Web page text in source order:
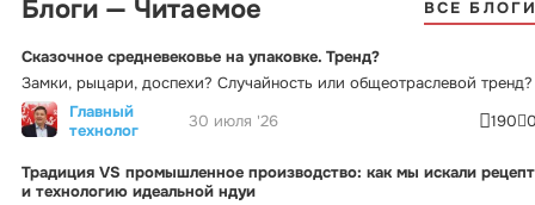
Блоги — Читаемое ВСЕ
Сказочное средневековье на упаковке. Тренд?
Замки, рыцари, доспехи? Случайность или общеотраслевой тренд?
Главный
технолог
30 июля '26 190
Традиция VS промышленное производство: как мы искали рецепт
и технологию идеальной ндуи